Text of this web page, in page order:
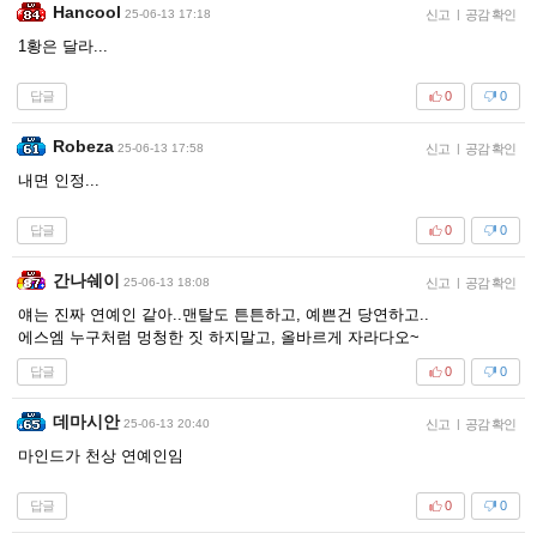
Hancool 25-06-13 17:18 신고 | 공감 확인
1황은 달라...
답글 0
0
Robeza 25-06-13 17:58 신고 | 공감 확인
내면 인정...
답글 0
0
간나쉐이 25-06-13 18:08 신고 | 공감 확인
얘는 진짜 연예인 같아..맨탈도 튼튼하고, 예쁜건 당연하고..
에스엠 누구처럼 멍청한 짓 하지말고, 올바르게 자라다오~
답글 0
0
데마시안 25-06-13 20:40 신고 | 공감 확인
마인드가 천상 연예인임
답글 0
0